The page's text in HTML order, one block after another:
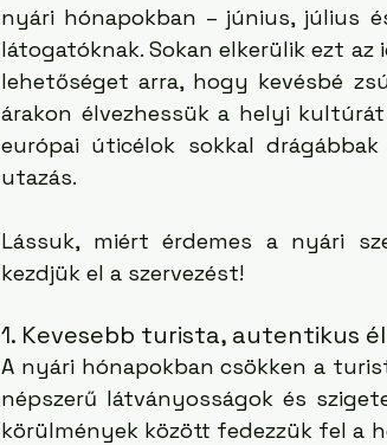
nyári hónapokban – június, július
látogatóknak. Sokan elkerülik ezt az
lehetőséget arra, hogy kevésbé
árakon élvezhessük a helyi
európai úticélok sokkal
utazás.
Lássuk, miért érdemes a nyári
kezdjük el a szervezést!
1. Kevesebb turista, autentikus
A nyári hónapokban csökken a
népszerű látványosságok és
körülmények között fedezzük fel a